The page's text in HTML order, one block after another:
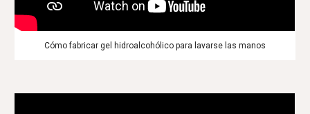
Cómo fabricar gel hidroalcohólico para lavarse las manos